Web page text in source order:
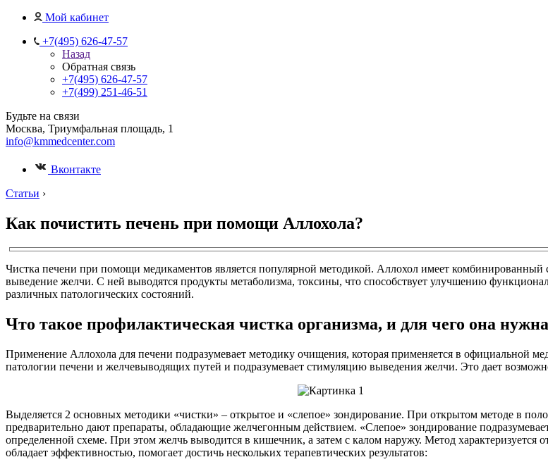
Мой кабинет
+7(495) 626-47-57
Назад
Обратная связь
+7(495) 626-47-57
+7(499) 251-46-51
Будьте на связи
Москва, Триумфальная площадь, 1
info@kmmedcenter.com
Вконтакте
Статьи ›
Как почистить печень при помощи Аллохола?
Чистка печени при помощи медикаментов является популярной методикой. Аллохол имеет комбинированный
выведение желчи. С ней выводятся продукты метаболизма, токсины, что способствует улучшению
различных патологических состояний.
Что такое профилактическая чистка организма, и для чего она
Применение Аллохола для печени подразумевает методику очищения, которая применяется в официальной
патологии печени и желчевыводящих путей и подразумевает стимуляцию выведения желчи. Это дает
Выделяется 2 основных методики «чистки» – открытое и «слепое» зондирование. При открытом методе в
предварительно дают препараты, обладающие желчегонным действием. «Слепое» зондирование
определенной схеме. При этом желчь выводится в кишечник, а затем с калом наружу. Метод
обладает эффективностью, помогает достичь нескольких терапевтических результатов: